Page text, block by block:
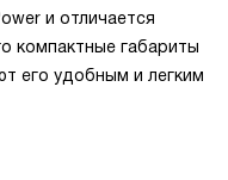
и отличается
компактные габариты
его удобным и легким